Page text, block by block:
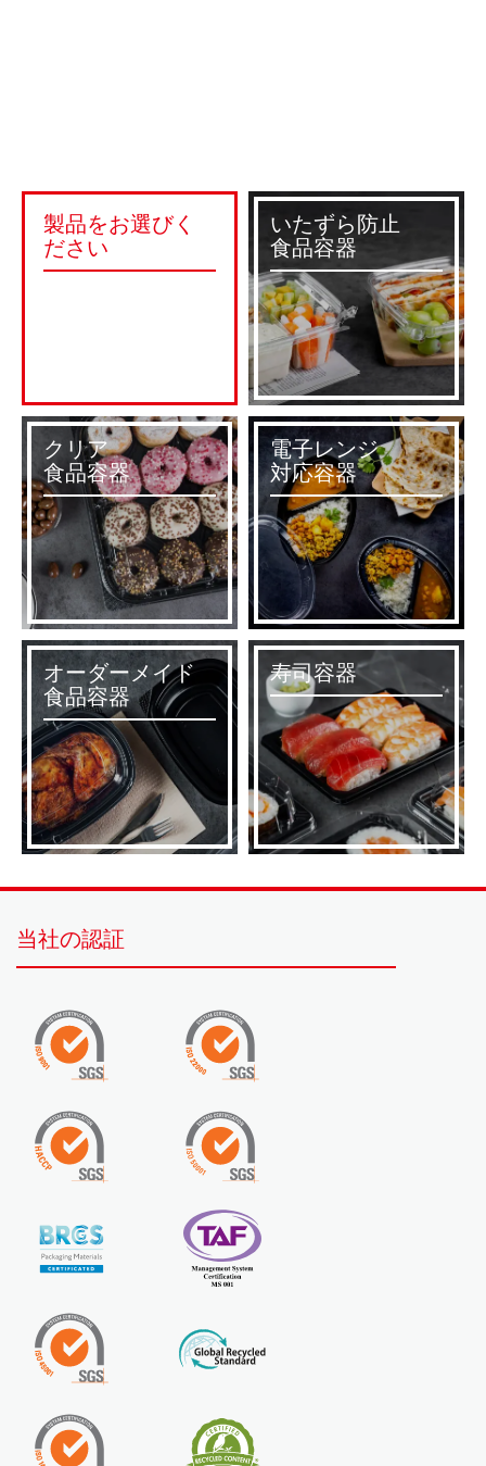
製品をお選びく
ださい
いたずら防止
食品容器
クリア
食品容器
電子レンジ
対応容器
オーダーメイド
食品容器
寿司容器
当社の認証